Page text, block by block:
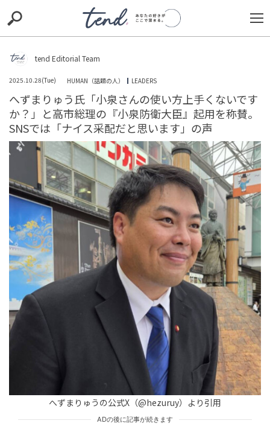
trill nordot RECOMMEND ARENA TOP
「中国依存はもうやめましょう」「観光以外も早く」と
賛同の声も。フィフィ、観光産業における脱中国依存の
動きに言及
HUMAN（話題の人）
LEADERS
tend Editorial Team
【水ダウ】「終盤、ギャンブラーの底力を見せた岡野さ
んかっこよかった」岡野陽一vsナダルがカイジ超えの心
理戦でSNS大熱狂
SNS BUZZ（SNSで話題）
OFFICIAL
tend Editorial Team
「選挙有利になるだろ」「もう復帰は無理」と賛否両
論。ホリエモン、立花孝志容疑者の逮捕を受け「これを
tend Editorial Team
2025.10.28(Tue) HUMAN（話題の人） LEADERS
へずまりゅう氏「小泉さんの使い方上手くないです
か？」と高市総理の『小泉防衛大臣』起用を称賛。
SNSでは「ナイス采配だと思います」の声
へずまりゅうの公式X（@hezuruy）より引用
ADの後に記事が続きます